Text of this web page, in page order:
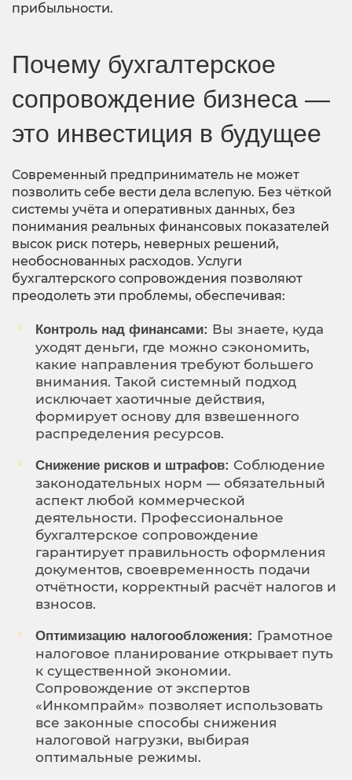
прибыльности.
Почему бухгалтерское
сопровождение бизнеса —
это инвестиция в будущее
Современный предприниматель не может
позволить себе вести дела вслепую. Без чёткой
системы учёта и оперативных данных, без
понимания реальных финансовых показателей
высок риск потерь, неверных решений,
необоснованных расходов. Услуги
бухгалтерского сопровождения позволяют
преодолеть эти проблемы, обеспечивая:
Контроль над финансами: Вы знаете, куда
уходят деньги, где можно сэкономить,
какие направления требуют большего
внимания. Такой системный подход
исключает хаотичные действия,
формирует основу для взвешенного
распределения ресурсов.
Снижение рисков и штрафов: Соблюдение
законодательных норм — обязательный
аспект любой коммерческой
деятельности. Профессиональное
бухгалтерское сопровождение
гарантирует правильность оформления
документов, своевременность подачи
отчётности, корректный расчёт налогов и
взносов.
Оптимизацию налогообложения: Грамотное
налоговое планирование открывает путь
к существенной экономии.
Сопровождение от экспертов
«Инкомпрайм» позволяет использовать
все законные способы снижения
налоговой нагрузки, выбирая
оптимальные режимы.